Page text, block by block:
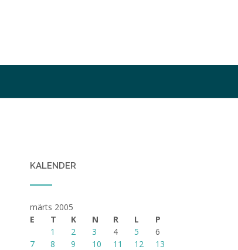
KALENDER
märts 2005
E
T K N R L
P
1
2 3 4 5
6
7
8 9 10 11 12
13